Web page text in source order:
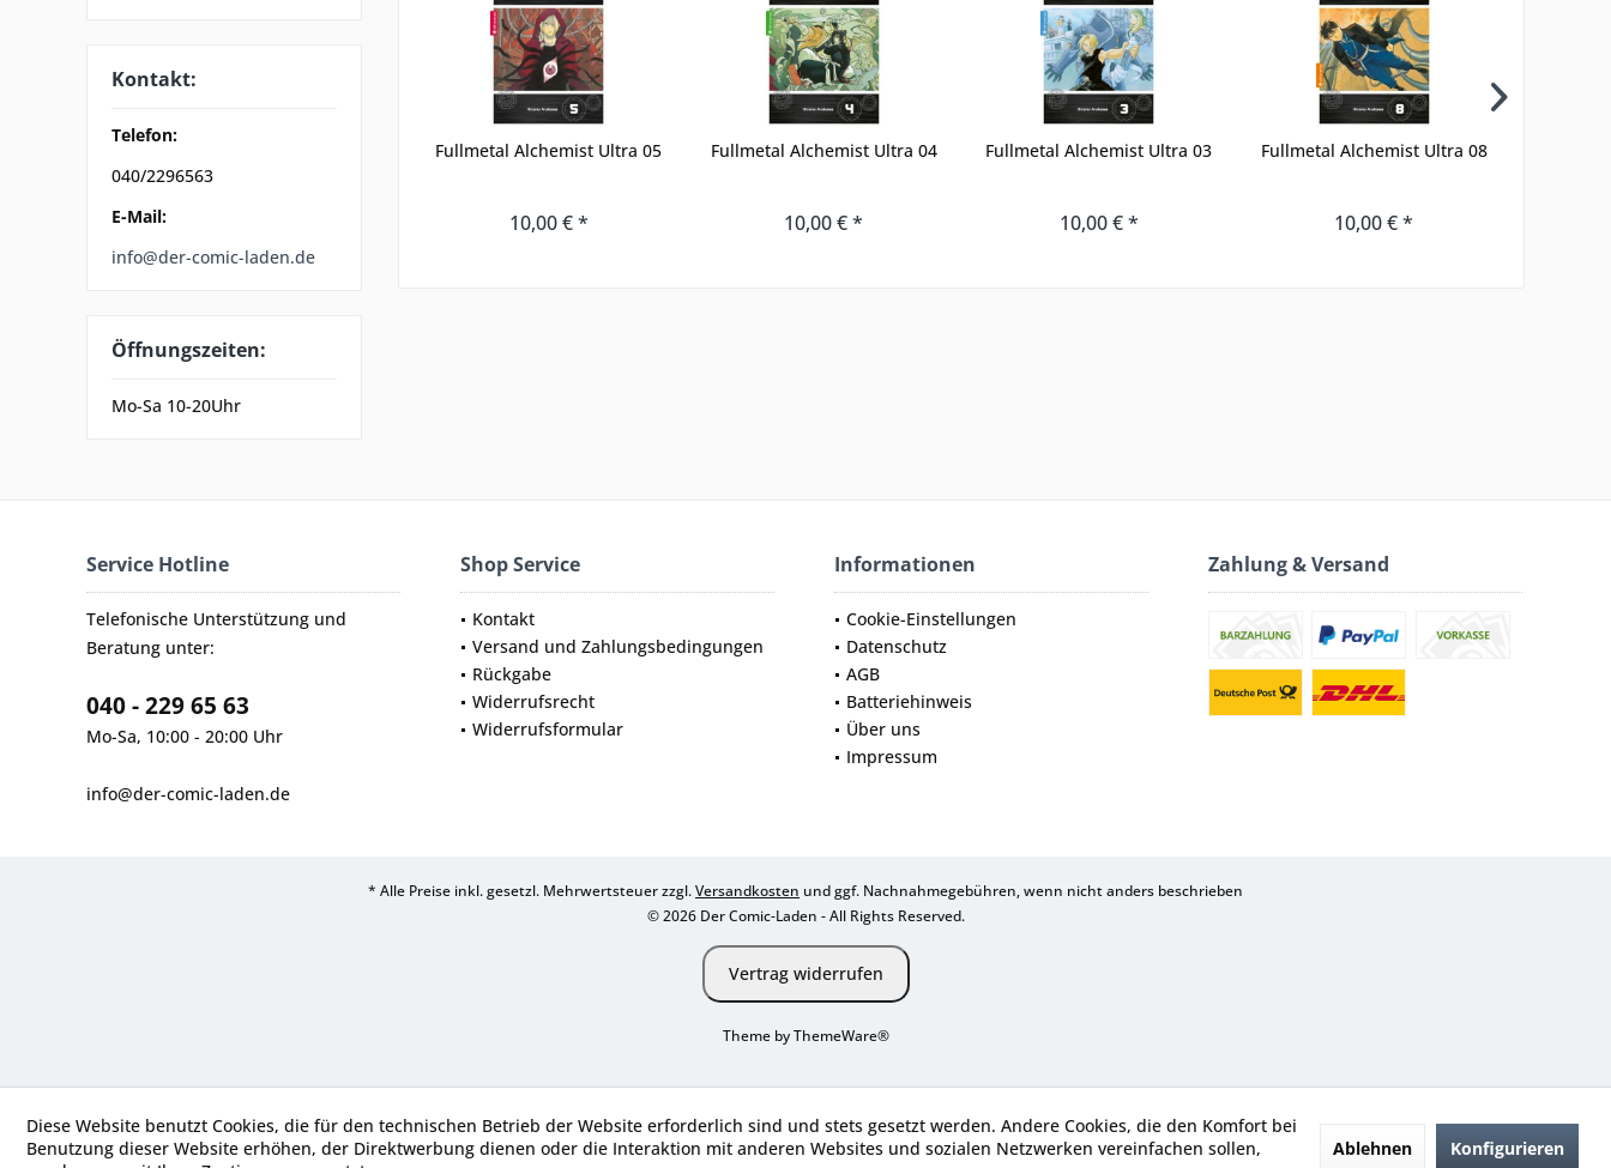
Kontakt:
Telefon:
040/2296563
E-Mail:
info@der-comic-laden.de
Öffnungszeiten:
Mo-Sa 10-20Uhr
Fullmetal Alchemist Ultra 05
10,00 € *
Fullmetal Alchemist Ultra 04
10,00 € *
Fullmetal Alchemist Ultra 03
10,00 € *
Fullmetal Alchemist Ultra 08
10,00 € *
Service Hotline
Telefonische Unterstützung und
Beratung unter:
040 - 229 65 63
Mo-Sa, 10:00 - 20:00 Uhr
info@der-comic-laden.de
Shop Service
Kontakt
Versand und Zahlungsbedingungen
Rückgabe
Widerrufsrecht
Widerrufsformular
Informationen
Cookie-Einstellungen
Datenschutz
AGB
Batteriehinweis
Über uns
Impressum
Zahlung & Versand
* Alle Preise inkl. gesetzl. Mehrwertsteuer zzgl.Versandkosten und ggf. Nachnahmegebühren, wenn nicht anders beschrieben
© 2026 Der Comic-Laden - All Rights Reserved.
Vertrag widerrufen
Theme byThemeWare®
Diese Website benutzt Cookies, die für den technischen Betrieb der Website erforderlich sind und stets gesetzt werden. Andere Cookies, die den Komfort bei
Benutzung dieser Website erhöhen, der Direktwerbung dienen oder die Interaktion mit anderen Websites und sozialen Netzwerken vereinfachen sollen,
Ablehnen Konfigurieren